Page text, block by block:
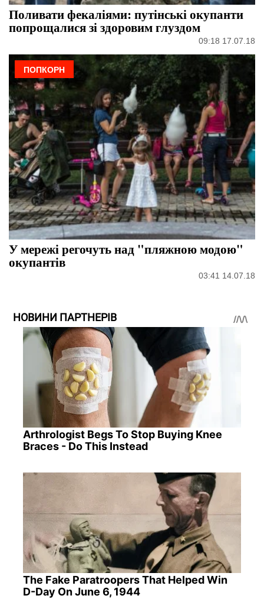
Поливати фекаліями: путінські окупанти
попрощалися зі здоровим глуздом
09:18 17.07.18
ПОПКОРН
У мережі регочуть над "пляжною модою"
окупантів
03:41 14.07.18
НОВИНИ ПАРТНЕРІВ
Arthrologist Begs To Stop Buying Knee
Braces - Do This Instead
The Fake Paratroopers That Helped Win
D-Day On June 6, 1944